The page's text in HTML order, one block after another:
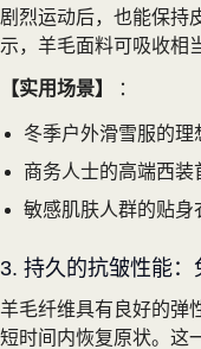
剧烈运动后，也能保持
示，羊毛面料可吸收相
【实用场景】 ：
冬季户外滑雪服的理
商务人士的高端西装
敏感肌肤人群的贴身
3. 持久的抗皱性能：
羊毛纤维具有良好的弹
短时间内恢复原状。这